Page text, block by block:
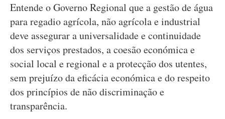
Entende o Governo Regional que a gestão de água
para regadio agrícola, não agrícola e industrial
deve assegurar a universalidade e continuidade
dos serviços prestados, a coesão económica e
social local e regional e a protecção dos utentes,
sem prejuízo da eficácia económica e do respeito
dos princípios de não discriminação e
transparência.